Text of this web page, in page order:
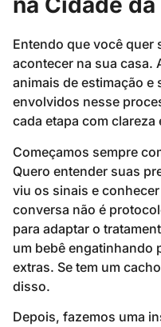
Entendo que você quer
acontecer na sua casa.
animais de estimação e
envolvidos nesse
cada etapa com clareza
Começamos sempre
Quero entender suas
viu os sinais e
conversa não é
para adaptar o
um bebê engatinhando
extras. Se tem um
disso.
Depois, fazemos uma